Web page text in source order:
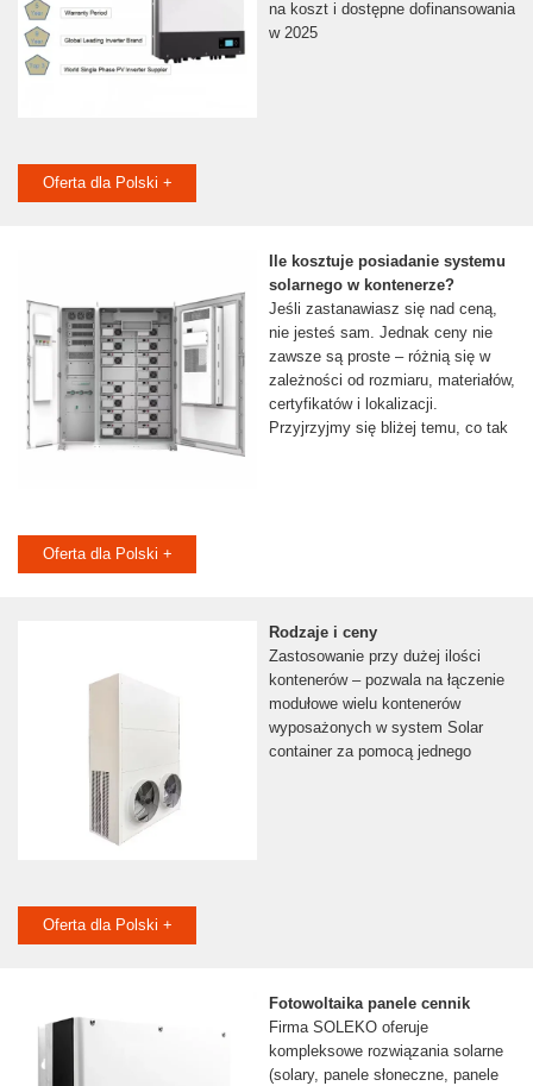
na koszt i dostępne dofinansowania
w 2025
Oferta dla Polski +
Ile kosztuje posiadanie systemu
solarnego w kontenerze?
Jeśli zastanawiasz się nad ceną,
nie jesteś sam. Jednak ceny nie
zawsze są proste – różnią się w
zależności od rozmiaru, materiałów,
certyfikatów i lokalizacji.
Przyjrzyjmy się bliżej temu, co tak
Oferta dla Polski +
Rodzaje i ceny
Zastosowanie przy dużej ilości
kontenerów – pozwala na łączenie
modułowe wielu kontenerów
wyposażonych w system Solar
container za pomocą jednego
Oferta dla Polski +
Fotowoltaika panele cennik
Firma SOLEKO oferuje
kompleksowe rozwiązania solarne
(solary, panele słoneczne, panele